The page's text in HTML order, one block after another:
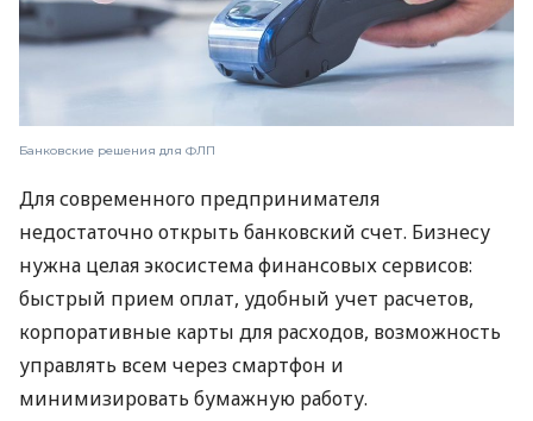
Банковские решения для ФЛП
Для современного предпринимателя
недостаточно открыть банковский счет. Бизнесу
нужна целая экосистема финансовых сервисов:
быстрый прием оплат, удобный учет расчетов,
корпоративные карты для расходов, возможность
управлять всем через смартфон и
минимизировать бумажную работу.